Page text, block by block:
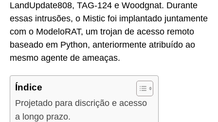
LandUpdate808, TAG-124 e Woodgnat. Durante
essas intrusões, o Mistic foi implantado juntamente
com o ModeloRAT, um trojan de acesso remoto
baseado em Python, anteriormente atribuído ao
mesmo agente de ameaças.
Índice
Projetado para discrição e acesso
a longo prazo.